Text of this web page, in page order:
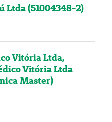
Ltda (51004348-2)
Vitória Ltda,
Vitória Ltda
Master)